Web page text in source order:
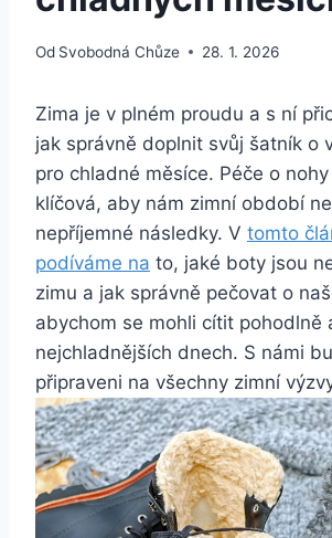
Od Svobodná Chůze 28. 1. 2026
Zima je v plném⁤ proudu a s ní
jak správně doplnit ‍svůj šatník o
pro chladné měsíce. Péče o
klíčová, aby nám zimní období
nepříjemné následky. V tomto
podíváme na ⁣to, jaké boty jsou
zimu a jak správně pečovat o
abychom se mohli cítit pohodlně
nejchladnějších dnech. S námi
připraveni na všechny zimní